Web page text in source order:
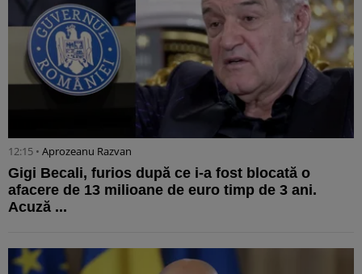
12:15 • Aprozeanu Razvan
Gigi Becali, furios după ce i-a fost blocată o
afacere de 13 milioane de euro timp de 3 ani.
Acuză ...